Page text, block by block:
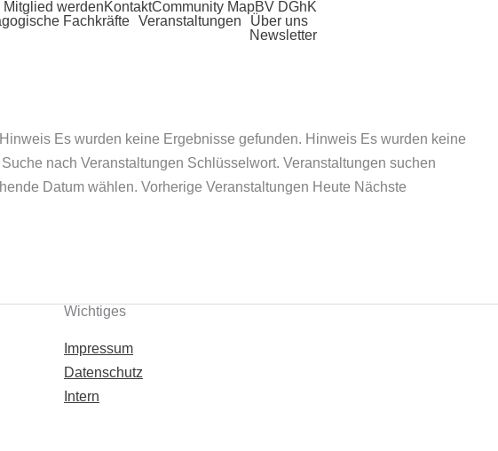
Mitglied werdenKontaktCommunity MapBV DGhK
Fachkräfte Veranstaltungen
Über uns
Newsletter
Es wurden keine Ergebnisse gefunden. Hinweis Es wurden keine
nach Veranstaltungen Schlüsselwort. Veranstaltungen suchen
Datum wählen. Vorherige Veranstaltungen Heute Nächste
Wichtiges
Impressum
Datenschutz
Intern